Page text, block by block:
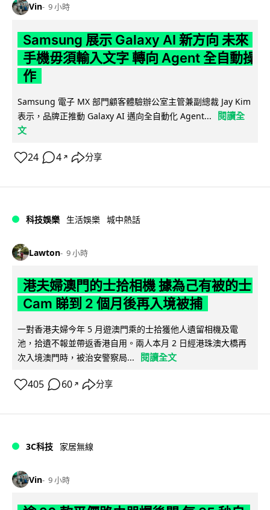
Vin 9 小時
Samsung 展示 Galaxy AI 新方向 未來
手機毋須輸入文字 轉向 Agent 全自動操
作
Samsung 電子 MX 部門顧客體驗辦公室主管兼副總裁 Jay Kim
表示，品牌正推動 Galaxy AI 邁向全自動化 Agent...
閱讀全
文
24 4 ↗ 分享
科技娛樂 生活娛樂 城中熱話
Lawton 9 小時
港夫婦澳門的士拾相機 據為己有被的士
Cam 睇到 2 個月後再入境被捕
一對香港夫婦今年 5 月遊澳門乘的士拾獲他人遺留相機及電
池，拾遺不報並帶返香港自用。兩人本月 2 日經港珠澳大橋再
次入境澳門時，被治安警察局...
閱讀全文
405 60 ↗ 分享
3C科技 家居無線
Vin 9 小時